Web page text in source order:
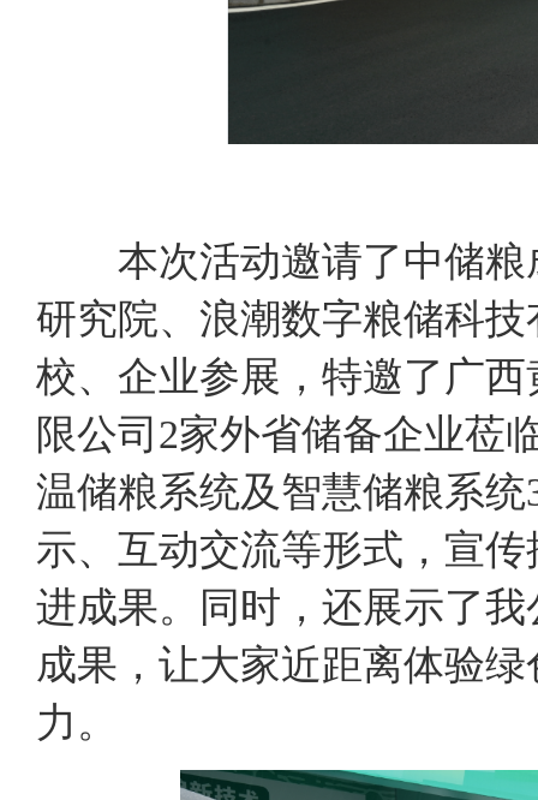
本次活动邀请了中储粮
研究院、浪潮数字粮储科
校、企业参展，特邀了广
限公司2家外省储备企业莅
温储粮系统及智慧储粮系
示、互动交流等形式，宣
进成果。同时，还展示了
成果，让大家近距离体验
力。